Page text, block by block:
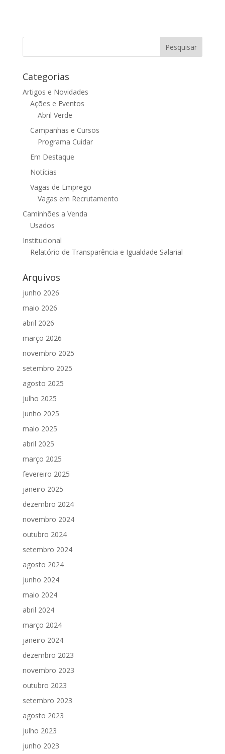
Categorias
Artigos e Novidades
Ações e Eventos
Abril Verde
Campanhas e Cursos
Programa Cuidar
Em Destaque
Notícias
Vagas de Emprego
Vagas em Recrutamento
Caminhões a Venda
Usados
Institucional
Relatório de Transparência e Igualdade Salarial
Arquivos
junho 2026
maio 2026
abril 2026
março 2026
novembro 2025
setembro 2025
agosto 2025
julho 2025
junho 2025
maio 2025
abril 2025
março 2025
fevereiro 2025
janeiro 2025
dezembro 2024
novembro 2024
outubro 2024
setembro 2024
agosto 2024
junho 2024
maio 2024
abril 2024
março 2024
janeiro 2024
dezembro 2023
novembro 2023
outubro 2023
setembro 2023
agosto 2023
julho 2023
junho 2023